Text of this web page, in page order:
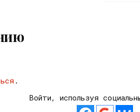
.
Войти, используя